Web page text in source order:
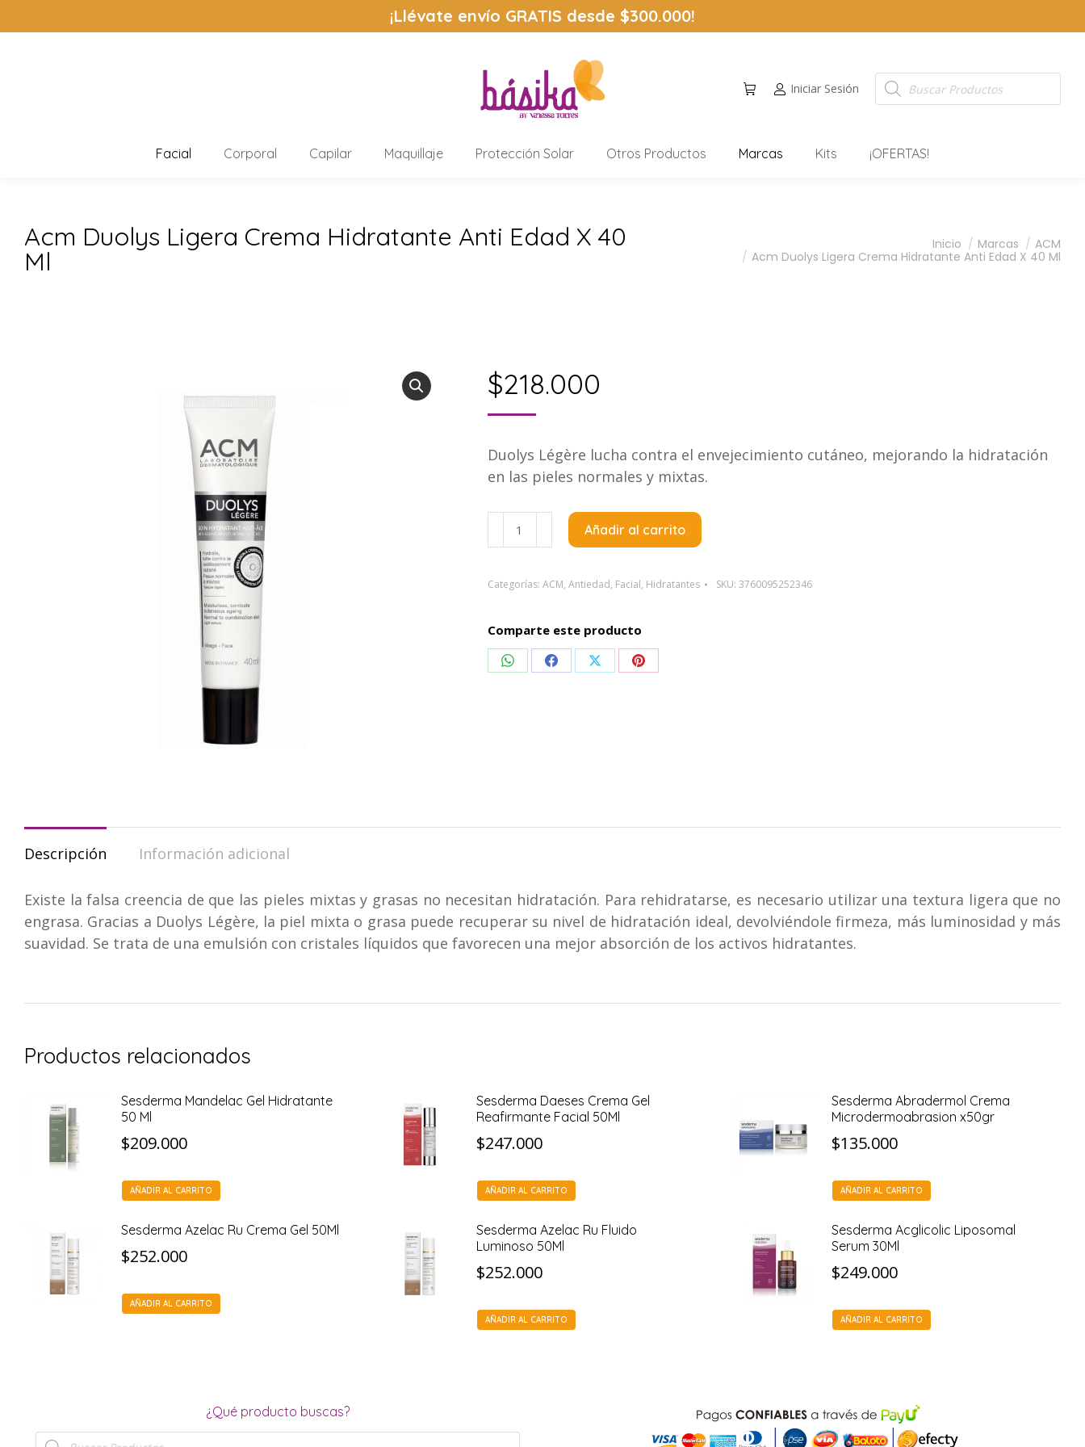
¡Llévate envío GRATIS desde $300.000!
Iniciar Sesión
Facial Corporal Capilar Maquillaje Protección Solar Otros Productos Marcas Kits ¡OFERTAS!
Acm Duolys Ligera Crema Hidratante Anti Edad X 40
Ml
Inicio Marcas
ACM
Acm Duolys Ligera Crema Hidratante Anti Edad X 40 Ml
$218.000
Duolys Légère lucha contra el envejecimiento cutáneo, mejorando la hidratación
en las pieles normales y mixtas.
Duolys
Crema
Anti
Edad
X
Añadir al carrito
Categorías: ACM, Antiedad, Facial, Hidratantes SKU: 3760095252346
Comparte este producto
CompartirCompartirCompartirCompartir
Descripción Información adicional
Existe la falsa creencia de que las pieles mixtas y grasas no necesitan hidratación. Para rehidratarse, es necesario utilizar una textura ligera que no
engrasa. Gracias a Duolys Légère, la piel mixta o grasa puede recuperar su nivel de hidratación ideal, devolviéndole firmeza, más luminosidad y más
suavidad. Se trata de una emulsión con cristales líquidos que favorecen una mejor absorción de los activos hidratantes.
Productos relacionados
Sesderma Mandelac Gel Hidratante
50 Ml
$209.000
AÑADIR AL CARRITO
Sesderma Daeses Crema Gel
Reafirmante Facial 50Ml
$247.000
AÑADIR AL CARRITO
Sesderma Abradermol Crema
Microdermoabrasion x50gr
$135.000
AÑADIR AL CARRITO
Sesderma Azelac Ru Crema Gel 50Ml
$252.000
AÑADIR AL CARRITO
Sesderma Azelac Ru Fluido
Luminoso 50Ml
$252.000
AÑADIR AL CARRITO
Sesderma Acglicolic Liposomal
Serum 30Ml
$249.000
AÑADIR AL CARRITO
¿Qué producto buscas?
Búsqueda